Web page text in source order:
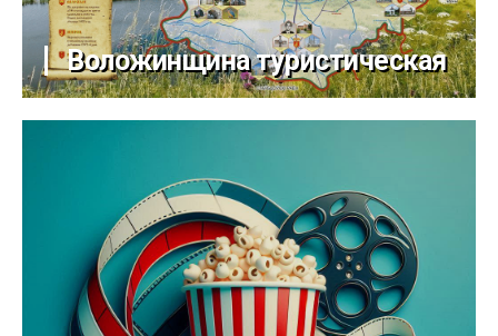
Воложинщина туристическая